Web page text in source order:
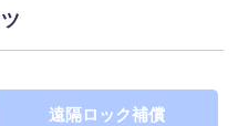
のサイズを表示してい
いへ
遠隔ロック補償